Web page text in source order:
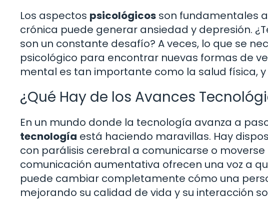
Los aspectos psicológicos son fundamentales
crónica puede generar ansiedad y depresión.
son un constante desafío? A veces, lo que se
psicológico para encontrar nuevas formas de
mental es tan importante como la salud física,
¿Qué Hay de los Avances
En un mundo donde la tecnología avanza a
tecnología está haciendo maravillas. Hay
con parálisis cerebral a comunicarse o
comunicación aumentativa ofrecen una voz a
puede cambiar completamente cómo una
mejorando su calidad de vida y su interacción